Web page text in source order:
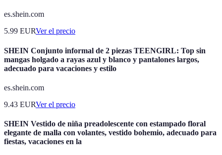
es.shein.com
5.99 EURVer el precio
SHEIN Conjunto informal de 2 piezas TEENGIRL: Top sin
mangas holgado a rayas azul y blanco y pantalones largos,
adecuado para vacaciones y estilo
es.shein.com
9.43 EURVer el precio
SHEIN Vestido de niña preadolescente con estampado floral
elegante de malla con volantes, vestido bohemio, adecuado para
fiestas, vacaciones en la